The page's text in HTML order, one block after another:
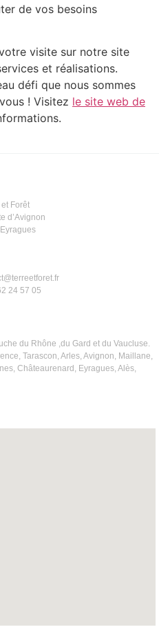
de vos besoins
visite sur notre site
et réalisations.
défi que nous sommes
! Visitez le site web de
Forêt
d’Avignon
24 57 05
du Rhône ,du Gard et du Vaucluse.
Tarascon, Arles, Avignon, Maillane,
Châteaurenard, Eyragues, Alès,